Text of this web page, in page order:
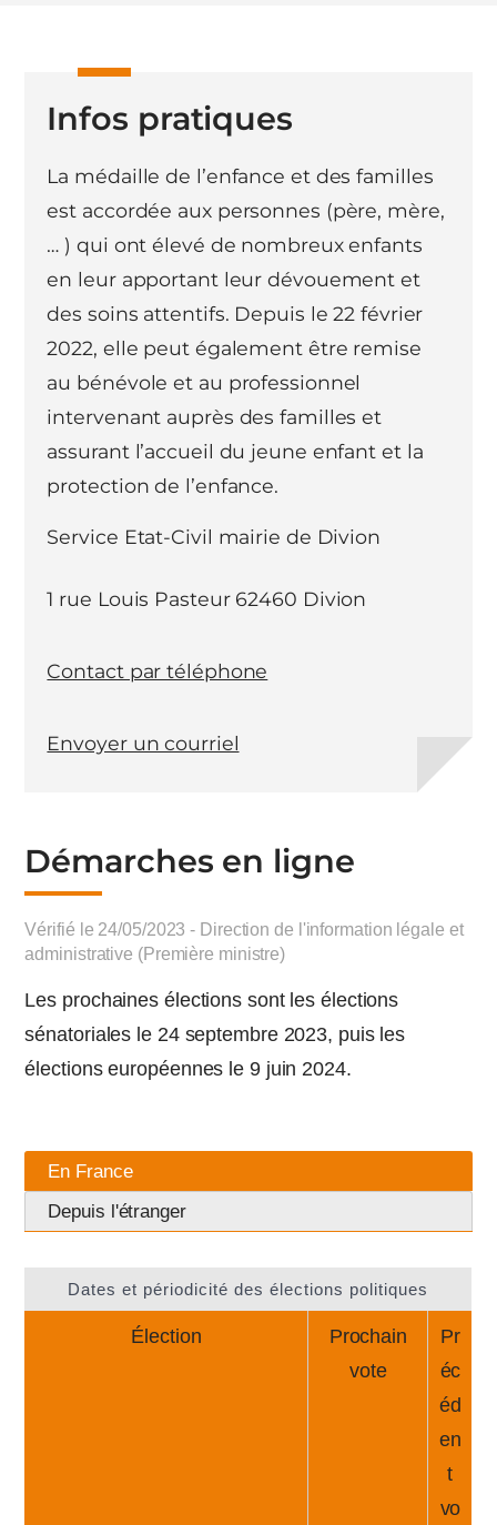
Démarches en ligne
Vérifié le 24/05/2023 - Direction de l'information légale et
administrative (Première ministre)
Les prochaines élections sont les élections
sénatoriales le 24 septembre 2023, puis les
élections européennes le 9 juin 2024.
En France
Depuis l'étranger
Dates et périodicité des élections politiques
Élection
Prochain
vote
Pr
éc
éd
en
t
vo
Infos pratiques
La médaille de l’enfance et des familles
est accordée aux personnes (père, mère,
… ) qui ont élevé de nombreux enfants
en leur apportant leur dévouement et
des soins attentifs. Depuis le 22 février
2022, elle peut également être remise
au bénévole et au professionnel
intervenant auprès des familles et
assurant l’accueil du jeune enfant et la
protection de l’enfance.
Service Etat-Civil mairie de Divion
1 rue Louis Pasteur 62460 Divion
Contact par téléphone
Envoyer un courriel